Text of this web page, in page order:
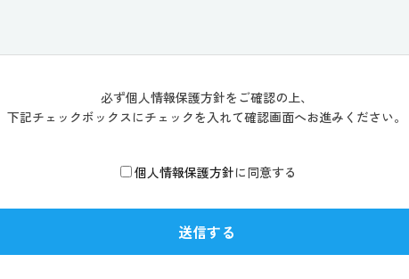
必ず個人情報保護方針をご確認の上、
下記チェックボックスにチェックを入れて確認画面へお進みください。
個人情報保護方針に同意する